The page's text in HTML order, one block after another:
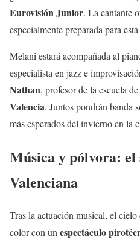
Eurovisión Junior. La cantante
especialmente preparada para
Melani estará acompañada al
especialista en jazz e
Nathan, profesor de la escuela
Valencia. Juntos pondrán banda
más esperados del invierno en la
Música y pólvora:
Valenciana
Tras la actuación musical, el
color con un espectáculo